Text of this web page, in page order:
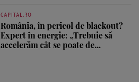
CAPITAL.RO
România, în pericol de blackout?
Expert în energie: „Trebuie să
accelerăm cât se poate de...